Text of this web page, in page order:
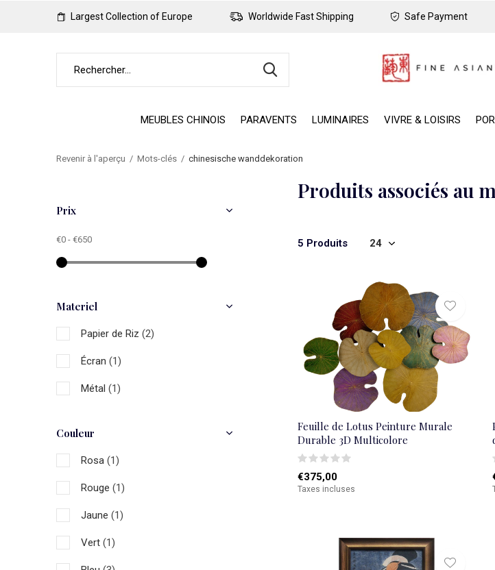
MEUBLES CHINOIS PARAVENTS LUMINAIRES VIVRE & LOISIRS
Largest Collection of Europe Worldwide Fast Shipping Safe Payment
Revenir à l'aperçu Mots-clés chinesische wanddekoration
Produits associés au
5 Produits
Feuille de Lotus Peinture Murale
Durable 3D Multicolore
€375,00
Taxes incluses
Prix
€0 - €650
Materiel
Papier de Riz (2)
Écran (1)
Métal (1)
Couleur
Rosa (1)
Rouge (1)
Jaune (1)
Vert (1)